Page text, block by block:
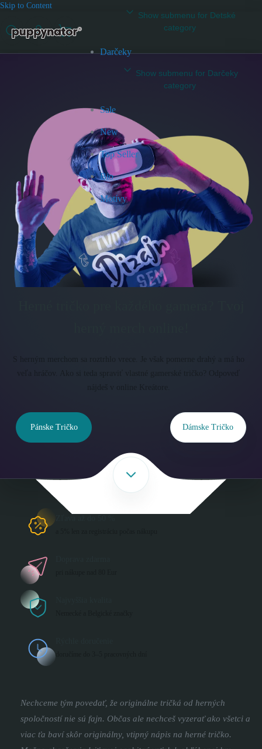
Skip to Content
Show submenu for Detské
category
Darčeky
Show submenu for Darčeky
category
Sale
New
Top Seller
Bio
Motívy
Pánske Tričko Dámske Tričko
Nechceme tým povedať, že originálne tričká od herných
spoločností nie sú fajn. Občas ale nechceš vyzerať ako všetci a
viac ťa baví skôr originálny, vtipný nápis na herné tričko.